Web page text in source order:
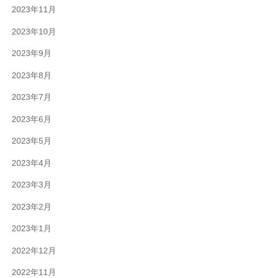
2023年11月
2023年10月
2023年9月
2023年8月
2023年7月
2023年6月
2023年5月
2023年4月
2023年3月
2023年2月
2023年1月
2022年12月
2022年11月